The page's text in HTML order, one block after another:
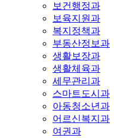
보건행정과
보육지원과
복지정책과
부동산정보과
생활보장과
생활체육과
세무관리과
스마트도시과
아동청소년과
어르신복지과
여권과